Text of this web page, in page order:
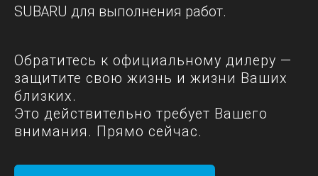
SUBARU для выполнения работ.
Обратитесь к официальному дилеру —
защитите свою жизнь и жизни Ваших
близких.
Это действительно требует Вашего
внимания. Прямо сейчас.